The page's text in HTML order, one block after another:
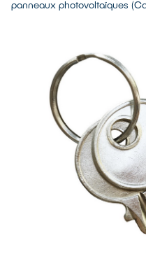
3,3% de valorisation
panneaux photovoltaïques